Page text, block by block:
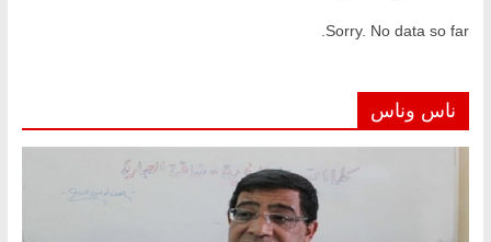
Sorry. No data so far.
ناس وناس